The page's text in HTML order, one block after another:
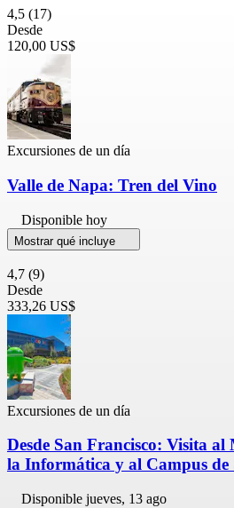
4,5 (17)
Desde
120,00 US$
Excursiones de un día
Valle de Napa: Tren del Vino
Disponible hoy
Mostrar qué incluye
4,7 (9)
Desde
333,26 US$
Excursiones de un día
Desde San Francisco: Visita al
la Informática y al Campus de
Disponible jueves, 13 ago